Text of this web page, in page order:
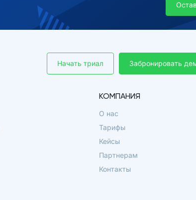
Забронировать
Начать триал
КОМПАНИЯ
О нас
Тарифы
Кейсы
Партнерам
Контакты